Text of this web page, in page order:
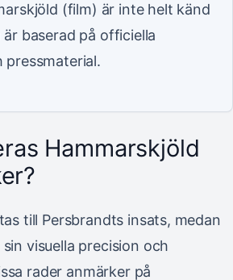
(film) är inte helt känd
baserad på officiella
pressmaterial.
Hammarskjöld
till Persbrandts insats, medan
visuella precision och
rader anmärker på